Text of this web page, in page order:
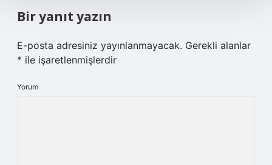
Bir yanıt yazın
E-posta adresiniz yayınlanmayacak. Gerekli alanlar
* ile işaretlenmişlerdir
Yorum